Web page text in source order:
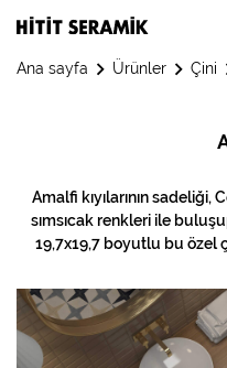
Ana sayfa Ürünler Çini
Amalfi kıyılarının
sımsıcak renkleri ile
19,7x19,7 boyutlu bu özel